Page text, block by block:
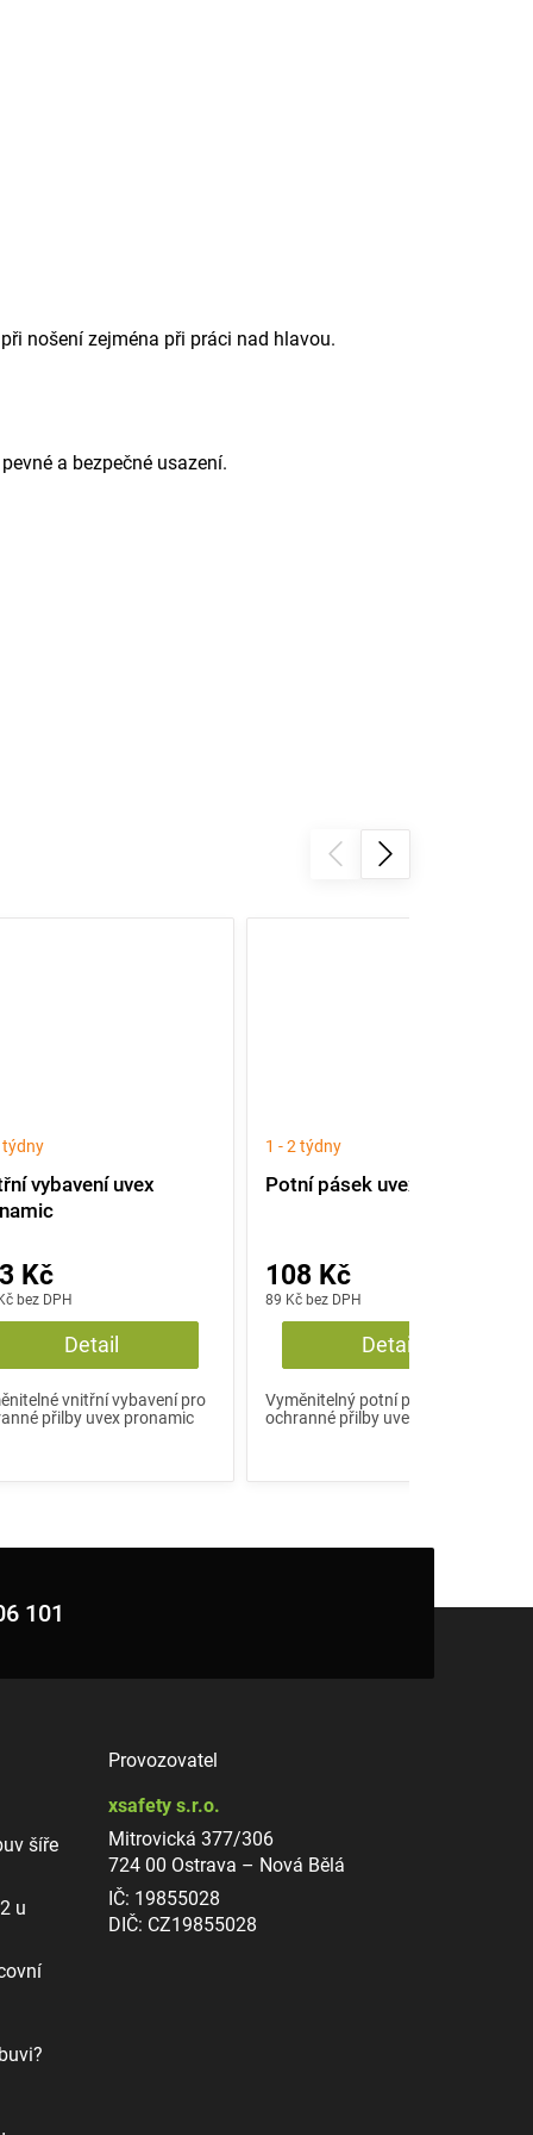
vybavení uvex
týdny
bez DPH
Kč
Detail
vnitřní vybavení pro
přilby uvex pronamic
Potní pásek uvex pronamic
1 - 2 týdny
89 Kč bez DPH
108 Kč
Detail
Vyměnitelný potní pásek pro
ochranné přilby uvex pronamic
nošení zejména při práci nad hlavou.
a bezpečné usazení.
101
šíře
u
Provozovatel
xsafety s.r.o.
Mitrovická 377/306
724 00 Ostrava – Nová Bělá
IČ: 19855028
DIČ: CZ19855028